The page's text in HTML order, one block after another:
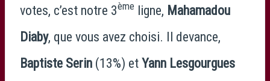
votes, c’est notre 3ème ligne, Mahamadou
Diaby, que vous avez choisi. Il devance,
Baptiste Serin (13%) et Yann Lesgourgues